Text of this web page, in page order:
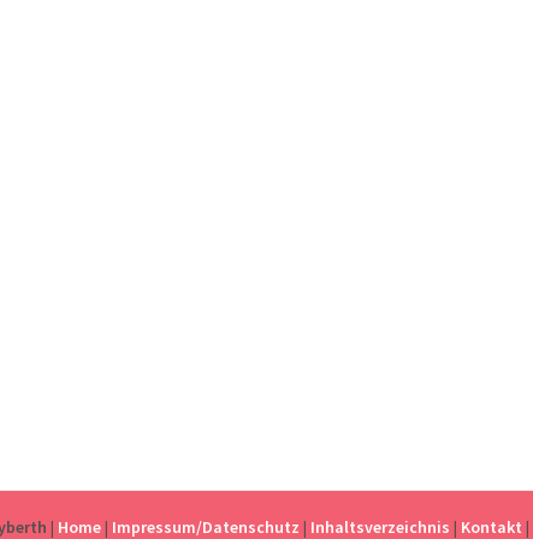
| Home| Impressum/Datenschutz | Inhaltsverzeichnis | Kontakt |